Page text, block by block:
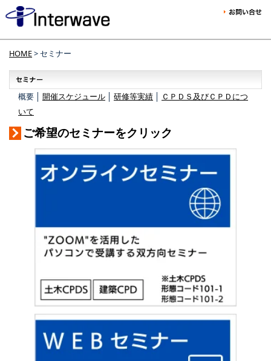
HOME> セミナー
概要 │ 開催スケジュール 研修等実績
ＣＰＤＳ及びＣＰＤにつ
いて
ご希望のセミナーをクリック